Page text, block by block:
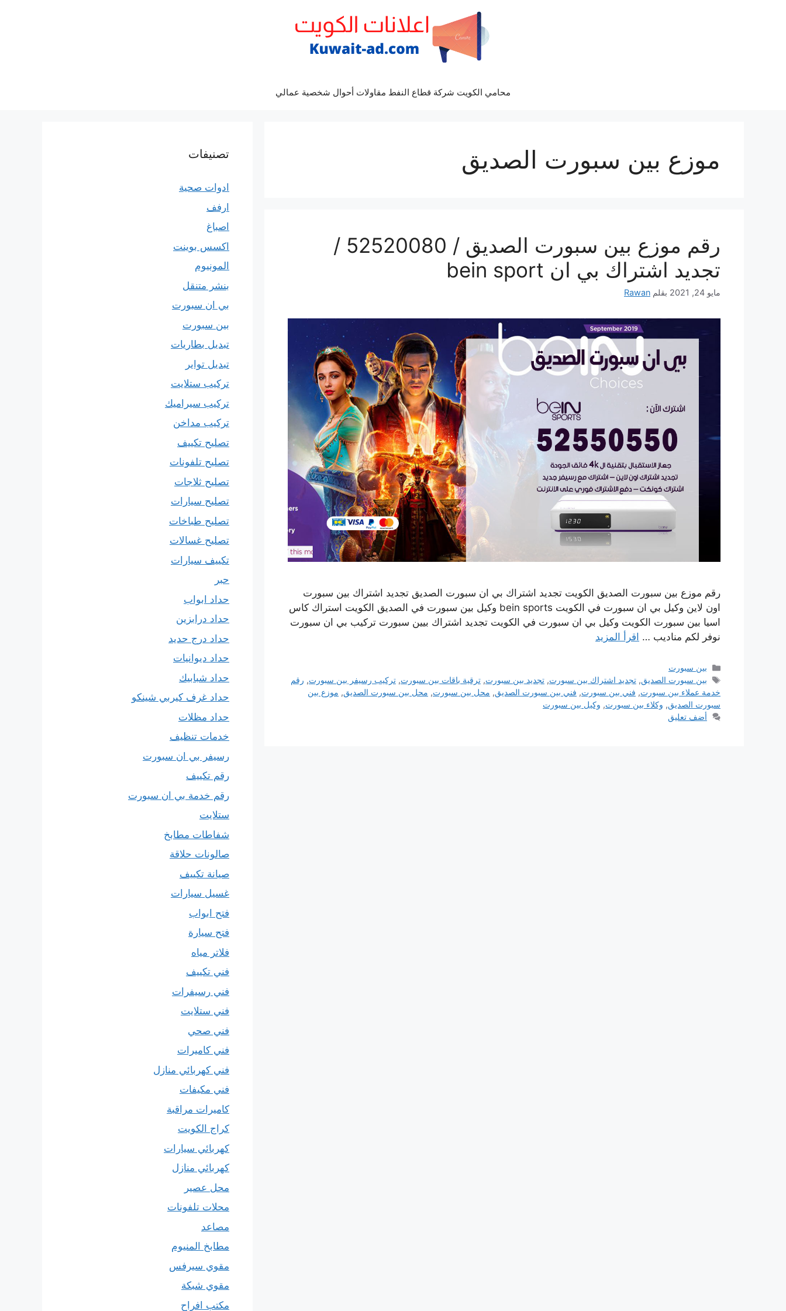
محامي الكويت شركة قطاع النفط مقاولات أحوال شخصية عمالي
موزع بين سبورت الصديق
رقم موزع بين سبورت الصديق / 52520080 /
تجديد اشتراك بي ان bein sport
مايو 24, 2021 بقلم Rawan
رقم موزع بين سبورت الصديق الكويت تجديد اشتراك بي ان سبورت الصديق تجديد اشتراك بين سبورت
اون لاين وكيل بي ان سبورت في الكويت bein sports وكيل بين سبورت في الصديق الكويت استراك كاس
اسيا بين سبورت الكويت وكيل بي ان سبورت في الكويت تجديد اشتراك بيين سبورت تركيب بي ان سبورت
نوفر لكم مناديب … اقرأ المزيد
التصنيفات
بين سبورت
الوسوم
بين سبورت الصديق,تجديد اشتراك بين سبورت,تجديد بين سبورت,ترقية باقات بين سبورت,تركيب رسيفر بين سبورت, رقم
خدمة عملاء بين سبورت, فني بين سبورت, فني بين سبورت الصديق, محل بين سبورت, محل بين سبورت الصديق, موزع بين
سبورت الصديق, وكلاء بين سبورت, وكيل بين سبورت
أضف تعليق
تصنيفات
ادوات صحية
ارفف
اصباغ
اكسس بوينت
المونيوم
بنشر متنقل
بي ان سبورت
بين سبورت
تبديل بطاريات
تبديل تواير
تركيب ستلايت
تركيب سيراميك
تركيب مداخن
تصليح تكييف
تصليح تلفونات
تصليح ثلاجات
تصليح سيارات
تصليح طباخات
تصليح غسالات
تكييف سيارات
حبر
حداد ابواب
حداد درابزين
حداد درج حديد
حداد ديوانيات
حداد شبابيك
حداد غرف كيربي شينكو
حداد مظلات
خدمات تنظيف
رسيفر بي ان سبورت
رقم تكييف
رقم خدمة بي ان سبورت
ستلايت
شفاطات مطابخ
صالونات حلاقة
صيانة تكييف
غسيل سيارات
فتح ابواب
فتح سيارة
فلاتر مياه
فني تكييف
فني رسيفرات
فني ستلايت
فني صحي
فني كاميرات
فني كهربائي منازل
فني مكيفات
كاميرات مراقبة
كراج الكويت
كهربائي سيارات
كهربائي منازل
محل عصير
محلات تلفونات
مصاعد
مطابخ المنيوم
مقوي سيرفس
مقوي شبكة
مكتب افراح